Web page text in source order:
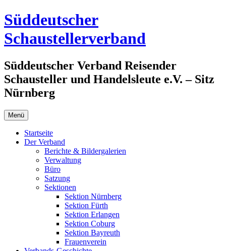
Zum
Inhalt
springen
Süddeutscher
Schaustellerverband
Süddeutscher Verband Reisender
Schausteller und Handelsleute e.V. – Sitz
Nürnberg
Menü
Startseite
Der Verband
Berichte & Bildergalerien
Verwaltung
Büro
Satzung
Sektionen
Sektion Nürnberg
Sektion Fürth
Sektion Erlangen
Sektion Coburg
Sektion Bayreuth
Frauenverein